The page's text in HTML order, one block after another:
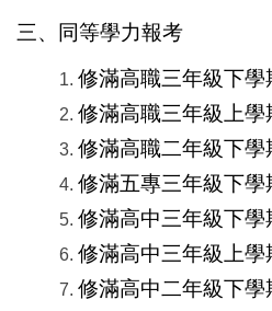
三、同等學力報考
修滿高職三年級下學
修滿高職三年級上學
修滿高職二年級下學
修滿五專三年級下學
修滿高中三年級下學
修滿高中三年級上學
修滿高中二年級下學